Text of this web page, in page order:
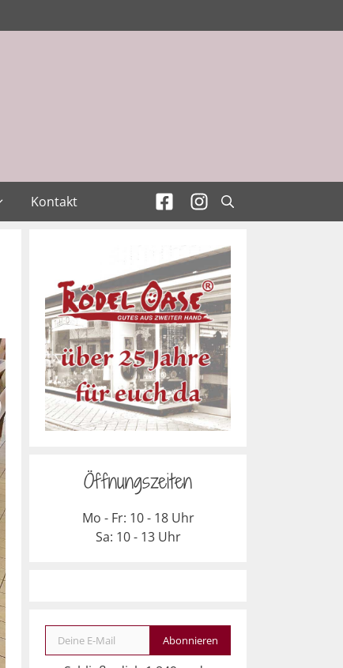
Kontakt
Öffnungszeiten
Mo - Fr: 10 - 18 Uhr
Sa: 10 - 13 Uhr
Deine E-Mail
Abonnieren